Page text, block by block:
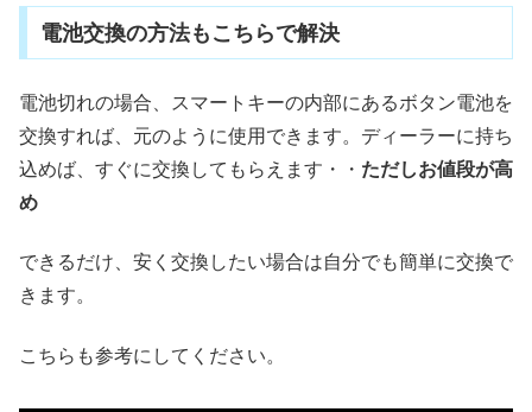
電池交換の方法もこちらで解決
電池切れの場合、スマートキーの内部にあるボタン電池を
交換すれば、元のように使用できます。ディーラーに持ち
込めば、すぐに交換してもらえます・・ ただしお値段が高
め
できるだけ、安く交換したい場合は自分でも簡単に交換で
きます。
こちらも参考にしてください。